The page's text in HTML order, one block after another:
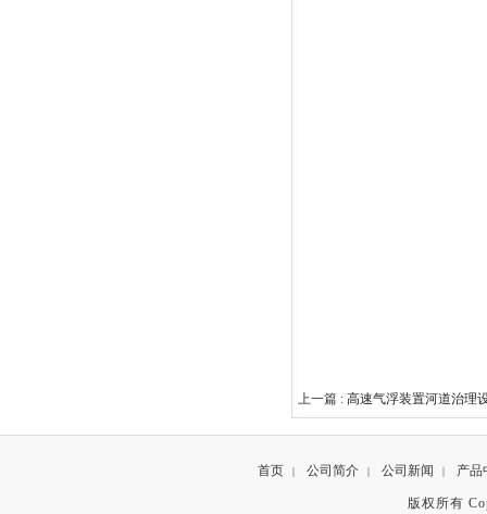
上一篇 : 高速气浮装置河道治理
首页 公司简介 公司新闻 产品
版权所有